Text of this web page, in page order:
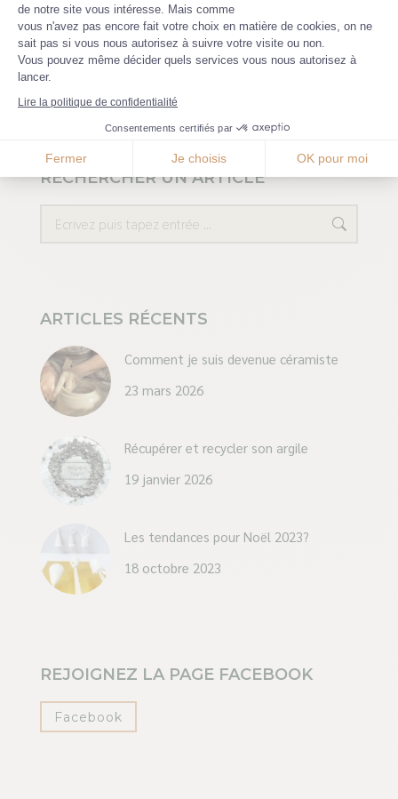
19 décembre 2020
RECHERCHER UN ARTICLE
Recherche
ARTICLES RÉCENTS
Comment je suis devenue céramiste
23 mars 2026
Récupérer et recycler son argile
19 janvier 2026
Les tendances pour Noël 2023?
18 octobre 2023
REJOIGNEZ LA PAGE FACEBOOK
Facebook
de notre site vous intéresse. Mais comme
vous n'avez pas encore fait votre choix en matière de cookies, on ne
sait pas si vous nous autorisez à suivre votre visite ou non.
Vous pouvez même décider quels services vous nous autorisez à
lancer.
Lire la politique de confidentialité
Consentements certifiés par
Fermer Je choisis OK pour moi
Axeptio consent